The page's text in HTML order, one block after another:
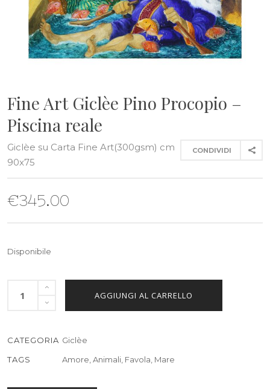
Fine Art Giclèe Pino Procopio –
Piscina reale
CONDIVIDI
Giclèe su Carta Fine Art(300gsm) cm
90x75
€345.00
Disponibile
AGGIUNGI AL CARRELLO
CATEGORIA Giclèe
TAGS
Amore Animali, Favola Mare